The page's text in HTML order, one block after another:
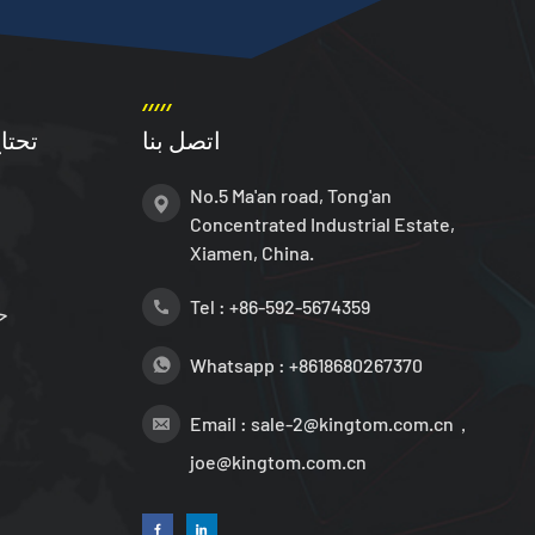
اتصل بنا
No.5 Ma'an road, Tong'an
Concentrated Industrial Estate,
Xiamen, China.
Tel : +86-592-5674359
Whatsapp : +8618680267370
Email : sale-2@kingtom.com.cn，
joe@kingtom.com.cn